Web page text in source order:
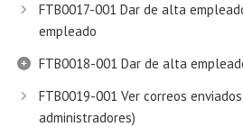
FTB0017-001 Dar de alta
empleado
FTB0018-001 Dar de alta
FTB0019-001 Ver correos
administradores)